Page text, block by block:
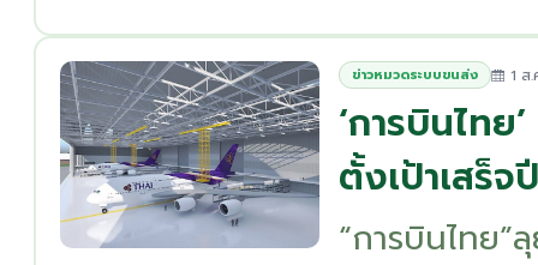
ข่าวหมวดระบบขนส่ง 1 ส
‘การบินไท
ตั้งเป้าเสร็
“การบินไทย”